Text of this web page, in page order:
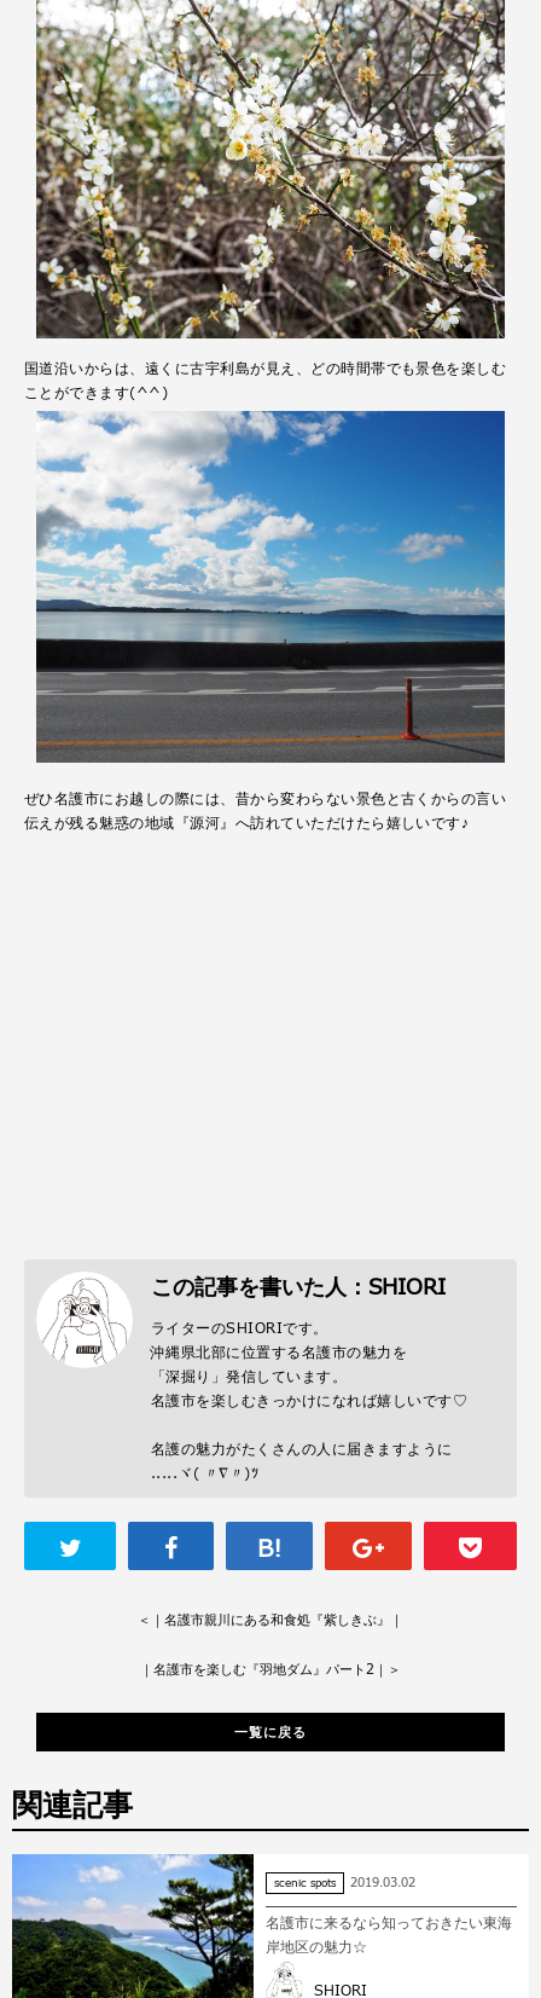
国道沿いからは、遠くに古宇利島が見え、どの時間帯でも景色を楽しむ
ことができます(^^)
ぜひ名護市にお越しの際には、昔から変わらない景色と古くからの言い
伝えが残る魅惑の地域『源河』へ訪れていただけたら嬉しいです♪
この記事を書いた人：SHIORI
ライターのSHIORIです。
沖縄県北部に位置する名護市の魅力を
「深掘り」発信しています。
名護市を楽しむきっかけになれば嬉しいです♡
名護の魅力がたくさんの人に届きますように
.....ヾ( 〃∇〃)ﾂ
＜ ｜名護市親川にある和食処『紫しきぶ』｜
｜名護市を楽しむ『羽地ダム』パート2｜ ＞
一覧に戻る
関連記事
scenic spots 2019.03.02
名護市に来るなら知っておきたい東海
岸地区の魅力☆
SHIORI